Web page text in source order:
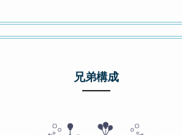
兄弟構成